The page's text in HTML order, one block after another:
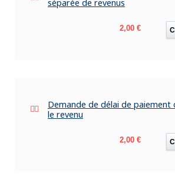
séparée de revenus
Prix
2,00 €
Demande de délai de
le revenu
Prix
2,00 €